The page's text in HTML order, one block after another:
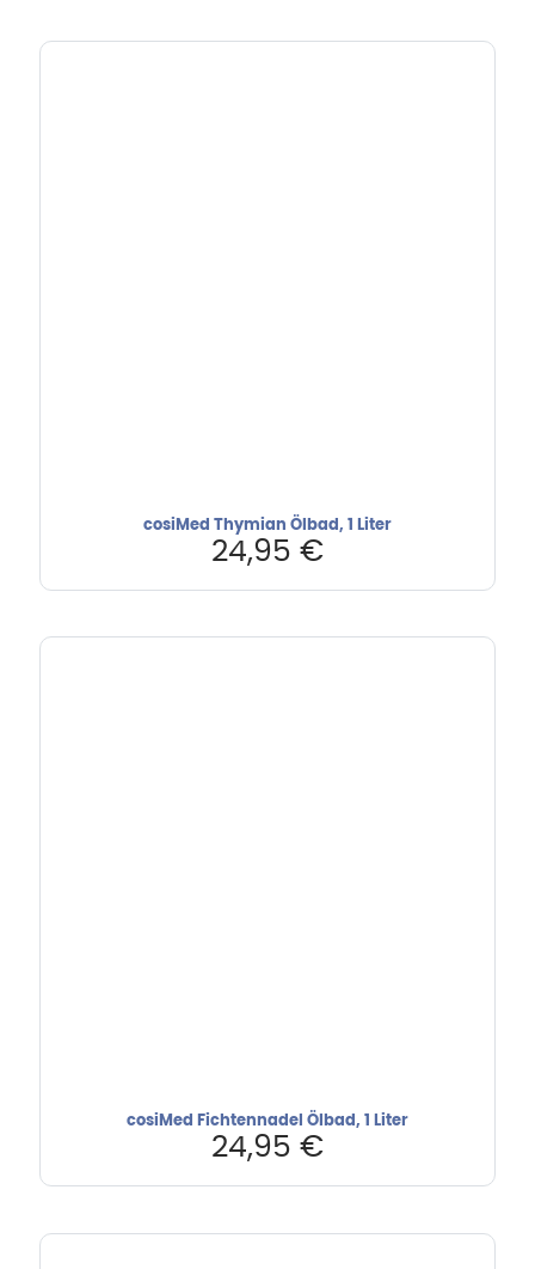
cosiMed Thymian Ölbad, 1 Liter
24,95 €
cosiMed Fichtennadel Ölbad, 1 Liter
24,95 €